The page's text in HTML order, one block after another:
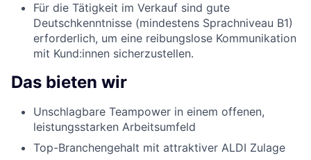
Für die Tätigkeit im Verkauf sind gute
Deutschkenntnisse (mindestens Sprachniveau B1)
erforderlich, um eine reibungslose Kommunikation
mit Kund:innen sicherzustellen.
Das bieten wir
Unschlagbare Teampower in einem offenen,
leistungsstarken Arbeitsumfeld
Top-Branchengehalt mit attraktiver ALDI Zulage